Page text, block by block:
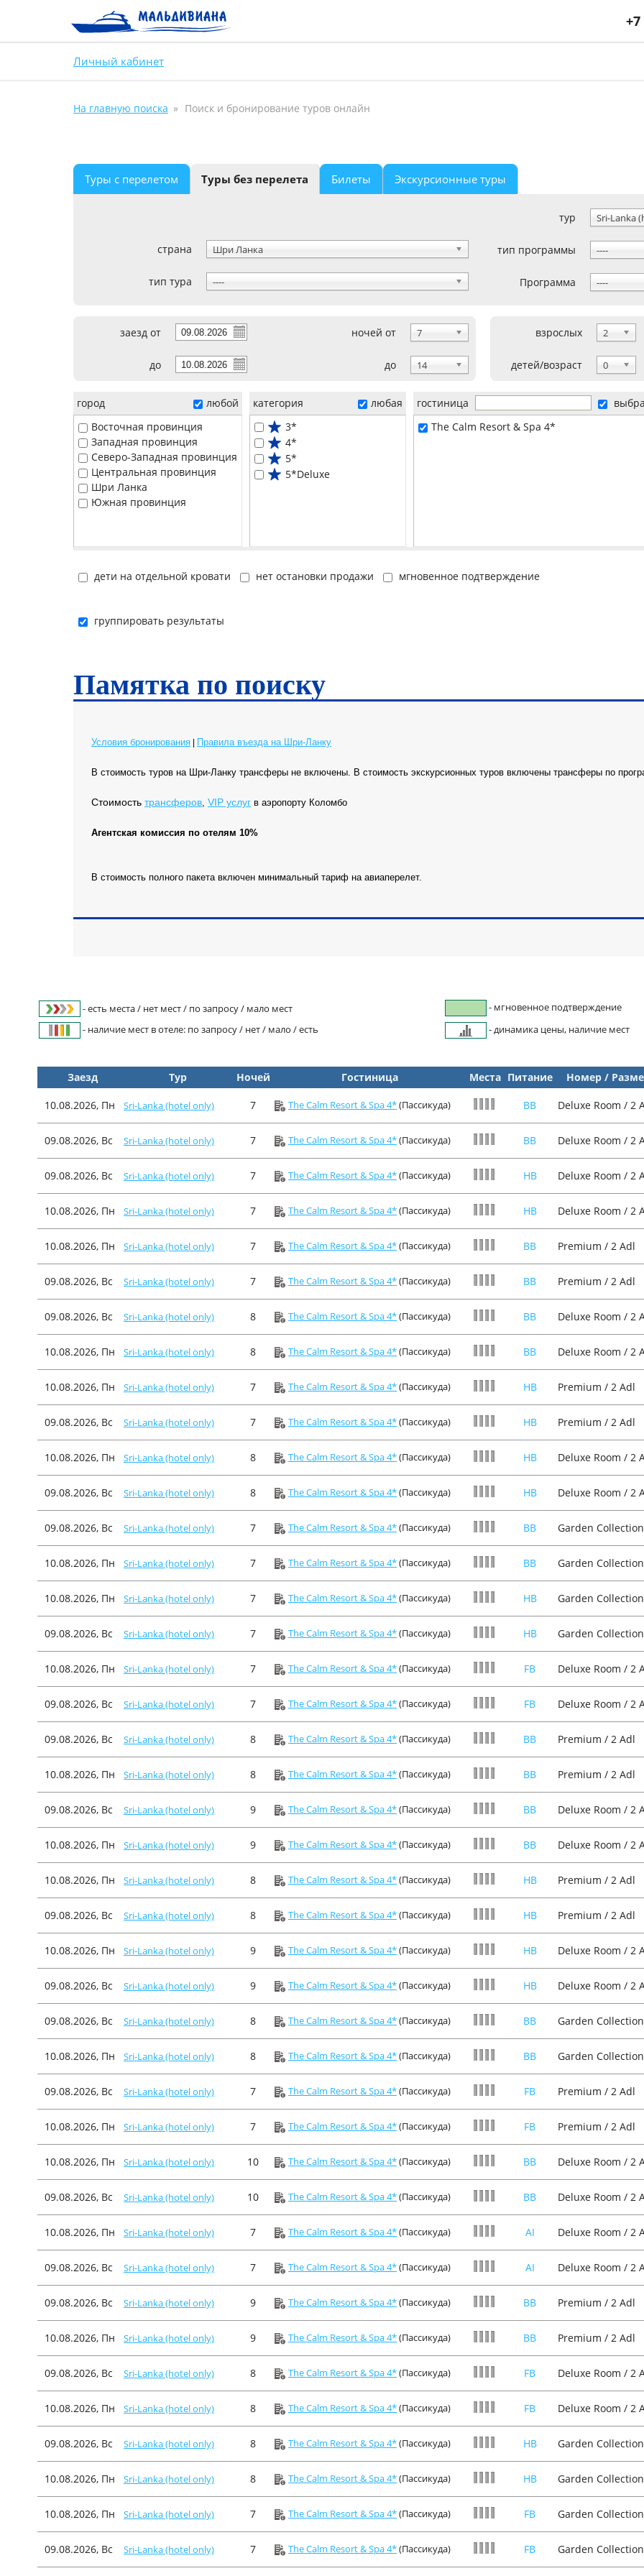
+7
Личный кабинет
На главную поиска Поиск и бронирование туров онлайн
Туры с перелетом Туры без перелета Билеты Экскурсионные туры
страна Шри Ланка
тип тура ----
тур Sri-Lanka
тип программы ----
Программа ----
заезд от ночей от 7
до до 14
взрослых 2
детей/возраст 0
город
любой
Восточная провинция
Западная провинция
Северо-Западная провинция
Центральная провинция
Шри Ланка
Южная провинция
категория
любая
3*
4*
5*
5*Deluxe
гостиница
The Calm Resort & Spa 4*
дети на отдельной кровати нет остановки продажи мгновенное подтверждение
группировать результаты
Памятка по поиску
Условия бронирования Правила въезда на Шри-Ланку
В стоимость туров на Шри-Ланку трансферы не включены. В стоимость экскурсионных туров включены трансферы по
Cтоимость трансферов, VIP услуг в аэропорту Коломбо
Агентская комиссия по отелям 10%
В стоимость полного пакета включен минимальный тариф на авиаперелет.
- есть места / нет мест / по запросу / мало мест - мгновенное подтверждение
- наличие мест в отеле: по запросу / нет / мало / есть
- динамика цены, наличие мест
Заезд Тур Ночей Гостиница Места Питание Номер /
10.08.2026, Пн Sri-Lanka (hotel only) 7 The Calm Resort & Spa 4*(Пассикуда) BB Deluxe Room / 2
09.08.2026, Вс Sri-Lanka (hotel only) 7 The Calm Resort & Spa 4*(Пассикуда) BB Deluxe Room / 2
09.08.2026, Вс Sri-Lanka (hotel only) 7 The Calm Resort & Spa 4*(Пассикуда) HB Deluxe Room / 2
10.08.2026, Пн Sri-Lanka (hotel only) 7 The Calm Resort & Spa 4*(Пассикуда) HB Deluxe Room / 2
10.08.2026, Пн Sri-Lanka (hotel only) 7 The Calm Resort & Spa 4*(Пассикуда) BB Premium / 2 Adl
09.08.2026, Вс Sri-Lanka (hotel only) 7 The Calm Resort & Spa 4*(Пассикуда) BB Premium / 2 Adl
09.08.2026, Вс Sri-Lanka (hotel only) 8 The Calm Resort & Spa 4*(Пассикуда) BB Deluxe Room / 2
10.08.2026, Пн Sri-Lanka (hotel only) 8 The Calm Resort & Spa 4*(Пассикуда) BB Deluxe Room / 2
10.08.2026, Пн Sri-Lanka (hotel only) 7 The Calm Resort & Spa 4*(Пассикуда) HB Premium / 2 Adl
09.08.2026, Вс Sri-Lanka (hotel only) 7 The Calm Resort & Spa 4*(Пассикуда) HB Premium / 2 Adl
10.08.2026, Пн Sri-Lanka (hotel only) 8 The Calm Resort & Spa 4*(Пассикуда) HB Deluxe Room / 2
09.08.2026, Вс Sri-Lanka (hotel only) 8 The Calm Resort & Spa 4*(Пассикуда) HB Deluxe Room / 2
09.08.2026, Вс Sri-Lanka (hotel only) 7 The Calm Resort & Spa 4*(Пассикуда) BB Garden
10.08.2026, Пн Sri-Lanka (hotel only) 7 The Calm Resort & Spa 4*(Пассикуда) BB Garden
10.08.2026, Пн Sri-Lanka (hotel only) 7 The Calm Resort & Spa 4*(Пассикуда) HB Garden
09.08.2026, Вс Sri-Lanka (hotel only) 7 The Calm Resort & Spa 4*(Пассикуда) HB Garden
10.08.2026, Пн Sri-Lanka (hotel only) 7 The Calm Resort & Spa 4*(Пассикуда) FB Deluxe Room / 2
09.08.2026, Вс Sri-Lanka (hotel only) 7 The Calm Resort & Spa 4*(Пассикуда) FB Deluxe Room / 2
09.08.2026, Вс Sri-Lanka (hotel only) 8 The Calm Resort & Spa 4*(Пассикуда) BB Premium / 2 Adl
10.08.2026, Пн Sri-Lanka (hotel only) 8 The Calm Resort & Spa 4*(Пассикуда) BB Premium / 2 Adl
09.08.2026, Вс Sri-Lanka (hotel only) 9 The Calm Resort & Spa 4*(Пассикуда) BB Deluxe Room / 2
10.08.2026, Пн Sri-Lanka (hotel only) 9 The Calm Resort & Spa 4*(Пассикуда) BB Deluxe Room / 2
10.08.2026, Пн Sri-Lanka (hotel only) 8 The Calm Resort & Spa 4*(Пассикуда) HB Premium / 2 Adl
09.08.2026, Вс Sri-Lanka (hotel only) 8 The Calm Resort & Spa 4*(Пассикуда) HB Premium / 2 Adl
10.08.2026, Пн Sri-Lanka (hotel only) 9 The Calm Resort & Spa 4*(Пассикуда) HB Deluxe Room / 2
09.08.2026, Вс Sri-Lanka (hotel only) 9 The Calm Resort & Spa 4*(Пассикуда) HB Deluxe Room / 2
09.08.2026, Вс Sri-Lanka (hotel only) 8 The Calm Resort & Spa 4*(Пассикуда) BB Garden
10.08.2026, Пн Sri-Lanka (hotel only) 8 The Calm Resort & Spa 4*(Пассикуда) BB Garden
09.08.2026, Вс Sri-Lanka (hotel only) 7 The Calm Resort & Spa 4*(Пассикуда) FB Premium / 2 Adl
10.08.2026, Пн Sri-Lanka (hotel only) 7 The Calm Resort & Spa 4*(Пассикуда) FB Premium / 2 Adl
10.08.2026, Пн Sri-Lanka (hotel only) 10 The Calm Resort & Spa 4*(Пассикуда) BB Deluxe Room / 2
09.08.2026, Вс Sri-Lanka (hotel only) 10 The Calm Resort & Spa 4*(Пассикуда) BB Deluxe Room / 2
10.08.2026, Пн Sri-Lanka (hotel only) 7 The Calm Resort & Spa 4*(Пассикуда) AI Deluxe Room / 2
09.08.2026, Вс Sri-Lanka (hotel only) 7 The Calm Resort & Spa 4*(Пассикуда) AI Deluxe Room / 2
09.08.2026, Вс Sri-Lanka (hotel only) 9 The Calm Resort & Spa 4*(Пассикуда) BB Premium / 2 Adl
10.08.2026, Пн Sri-Lanka (hotel only) 9 The Calm Resort & Spa 4*(Пассикуда) BB Premium / 2 Adl
09.08.2026, Вс Sri-Lanka (hotel only) 8 The Calm Resort & Spa 4*(Пассикуда) FB Deluxe Room / 2
10.08.2026, Пн Sri-Lanka (hotel only) 8 The Calm Resort & Spa 4*(Пассикуда) FB Deluxe Room / 2
09.08.2026, Вс Sri-Lanka (hotel only) 8 The Calm Resort & Spa 4*(Пассикуда) HB Garden
10.08.2026, Пн Sri-Lanka (hotel only) 8 The Calm Resort & Spa 4*(Пассикуда) HB Garden
10.08.2026, Пн Sri-Lanka (hotel only) 7 The Calm Resort & Spa 4*(Пассикуда) FB Garden
09.08.2026, Вс Sri-Lanka (hotel only) 7 The Calm Resort & Spa 4*(Пассикуда) FB Garden